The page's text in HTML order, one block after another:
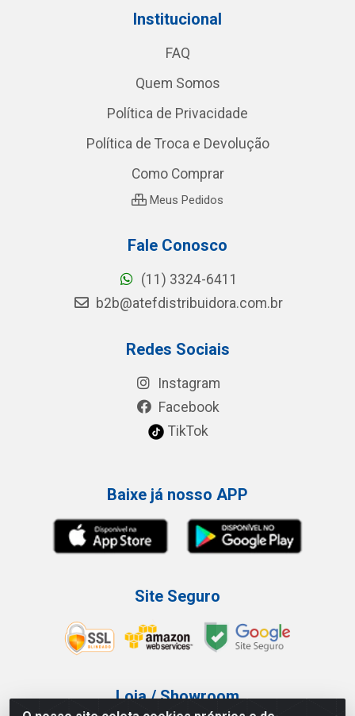
Institucional
FAQ
Quem Somos
Política de Privacidade
Política de Troca e Devolução
Como Comprar
Meus Pedidos
Fale Conosco
(11) 3324-6411
b2b@atefdistribuidora.com.br
Redes Sociais
Instagram
Facebook
TikTok
Baixe já nosso APP
Site Seguro
Loja / Showroom